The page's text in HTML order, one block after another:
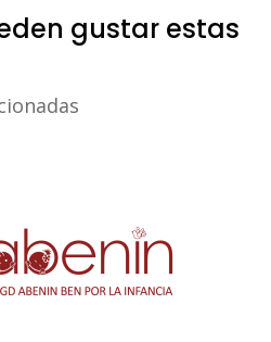
gustar estas